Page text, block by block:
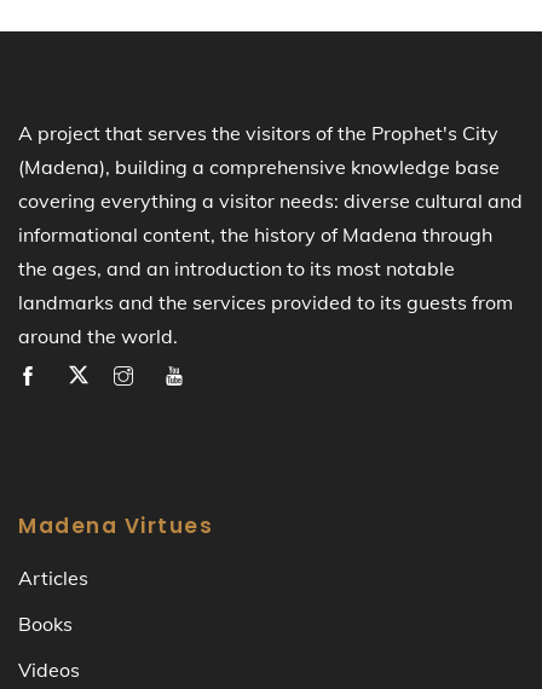
A project that serves the visitors of the Prophet's City
(Madena), building a comprehensive knowledge base
covering everything a visitor needs: diverse cultural and
informational content, the history of Madena through
the ages, and an introduction to its most notable
landmarks and the services provided to its guests from
around the world.
Madena Virtues
Articles
Books
Videos